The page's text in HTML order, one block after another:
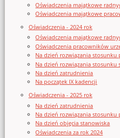
Oświadczenia majątkowe
Oświadczenia majątkowe
Oświadczenia - 2024 rok
Oświadczenia majątkowe
Oświadczenia pracowników
Na dzień rozwiązania stosunku
Na dzień rozwiązania stosunku
Na dzień zatrudnienia
Na początek IX kadencji
Oświadczenia - 2025 rok
Na dzień zatrudnienia
Na dzień rozwiązania stosunku
Na dzień objęcia stanowiska
Oświadczenia za rok 2024